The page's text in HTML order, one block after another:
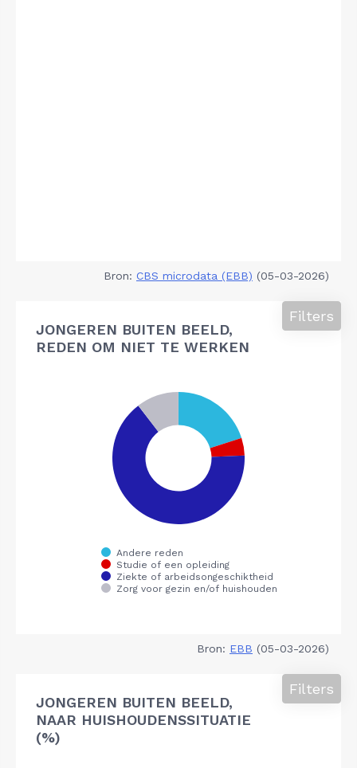
Bron: CBS microdata (EBB) (05-03-2026)
JONGEREN BUITEN BEELD,
REDEN OM NIET TE WERKEN
Filters
Bron: EBB (05-03-2026)
JONGEREN BUITEN BEELD,
NAAR HUISHOUDENSSITUATIE
(%)
Filters